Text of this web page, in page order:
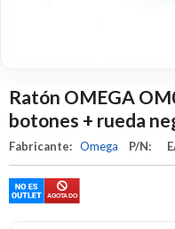
Ratón OMEGA
botones + rueda
Fabricante: Omega P/N: